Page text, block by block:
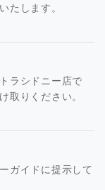
たします。
ラシドニー店で
取りください。
ガイドに提示して